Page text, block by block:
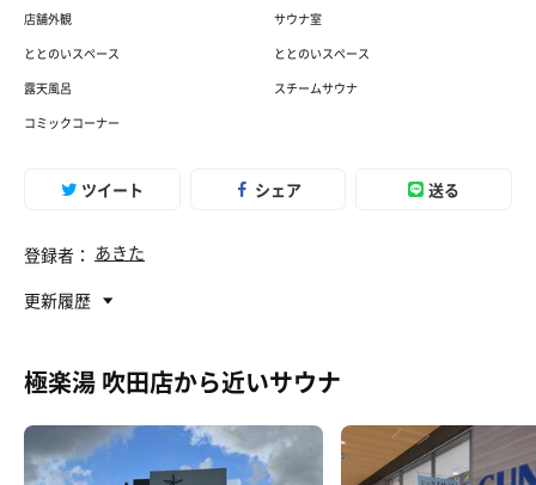
店舗外観
サウナ室
ととのいスペース
ととのいスペース
露天風呂
スチームサウナ
コミックコーナー
ツイート シェア 送る
登録者： あきた
更新履歴
極楽湯 吹田店から近いサウナ